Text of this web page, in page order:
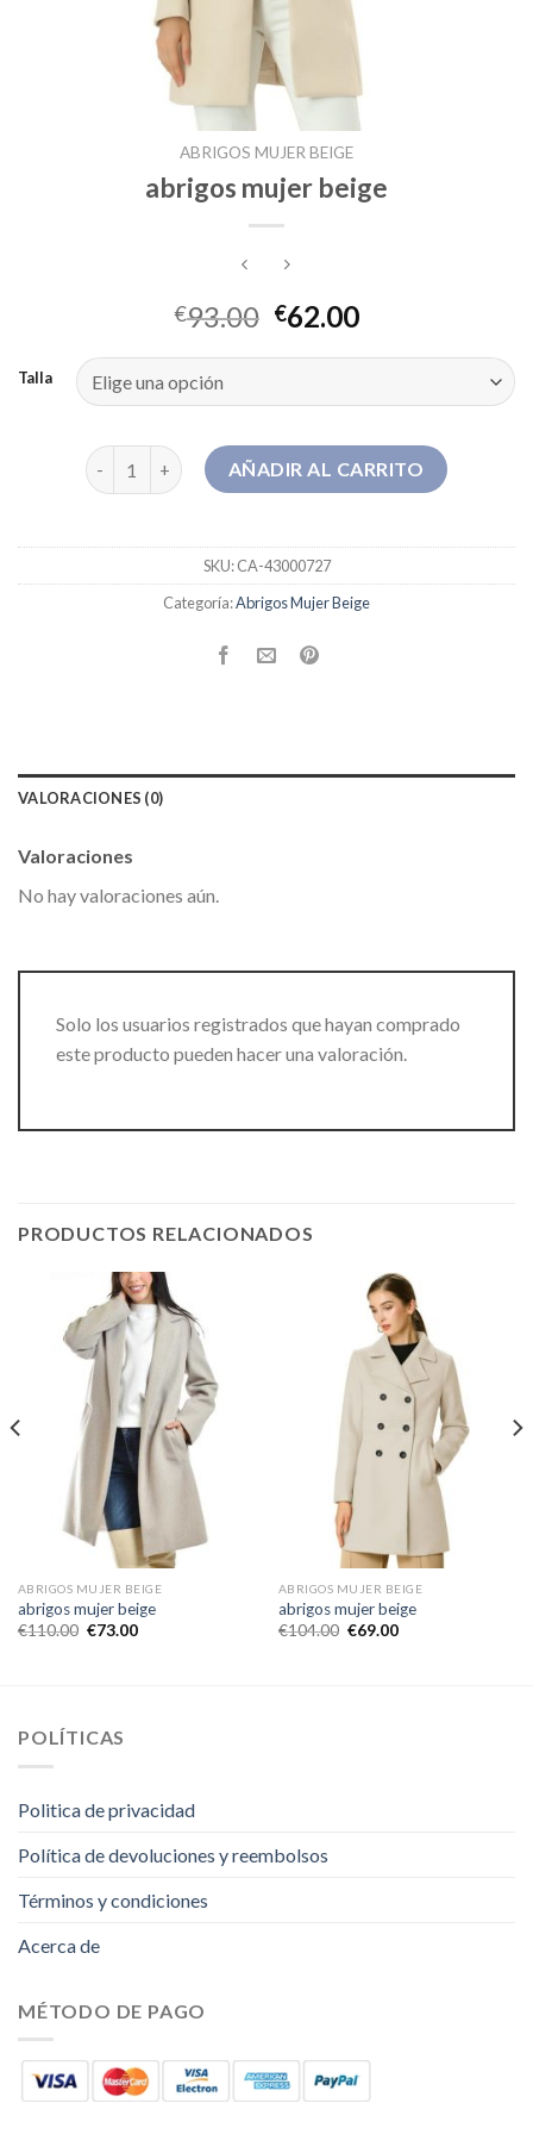
ABRIGOS MUJER BEIGE
abrigos mujer beige
€93.00 €62.00
Talla
abrigos mujer beige cantidadAÑADIR AL CARRITO
SKU:CA-43000727
Categoría:Abrigos Mujer Beige
VALORACIONES (0)
Valoraciones
No hay valoraciones aún.
Solo los usuarios registrados que hayan comprado
este producto pueden hacer una valoración.
PRODUCTOS RELACIONADOS
ABRIGOS MUJER BEIGE
abrigos mujer beige
€110.00 €73.00
ABRIGOS MUJER BEIGE
abrigos mujer beige
€104.00 €69.00
POLÍTICAS
Politica de privacidad
Política de devoluciones y reembolsos
Términos y condiciones
Acerca de
MÉTODO DE PAGO